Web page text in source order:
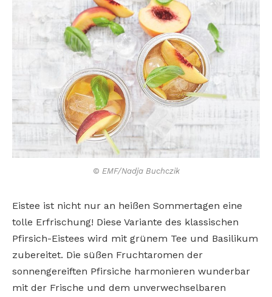
© EMF/Nadja Buchczik
Eistee ist nicht nur an heißen Sommertagen eine
tolle Erfrischung! Diese Variante des klassischen
Pfirsich-Eistees wird mit grünem Tee und Basilikum
zubereitet. Die süßen Fruchtaromen der
sonnengereiften Pfirsiche harmonieren wunderbar
mit der Frische und dem unverwechselbaren